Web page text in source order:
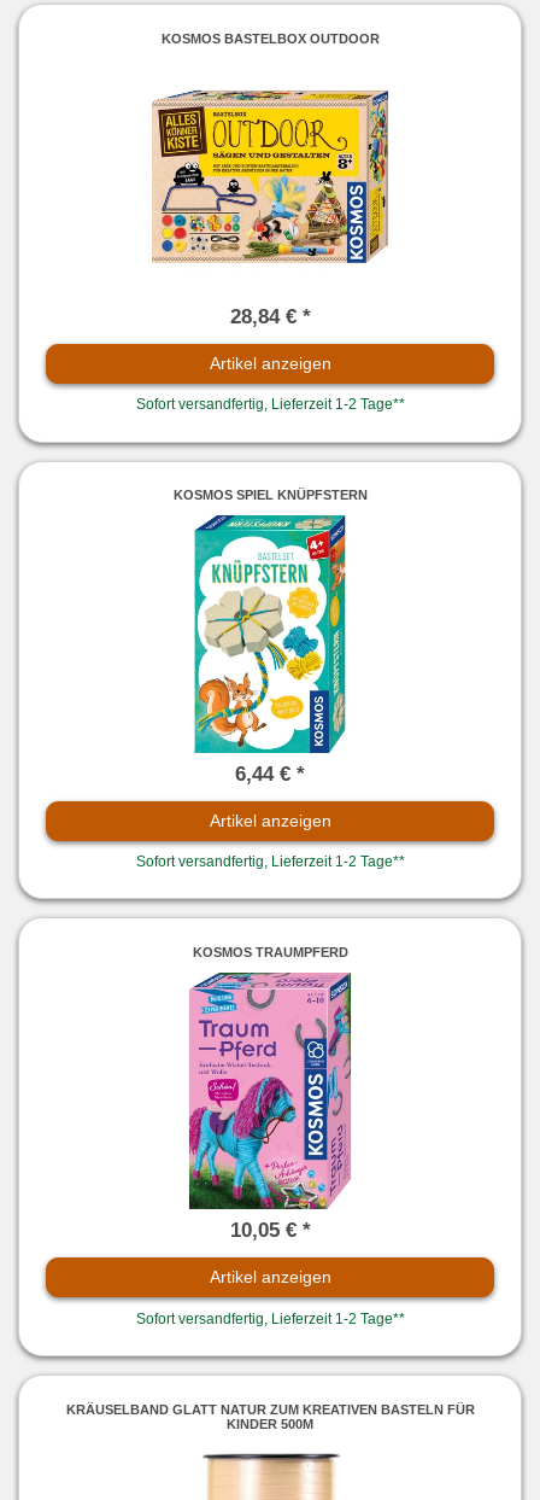
KOSMOS BASTELBOX OUTDOOR
28,84 € *
Artikel anzeigen
Sofort versandfertig, Lieferzeit 1-2 Tage**
KOSMOS SPIEL KNÜPFSTERN
6,44 € *
Artikel anzeigen
Sofort versandfertig, Lieferzeit 1-2 Tage**
KOSMOS TRAUMPFERD
10,05 € *
Artikel anzeigen
Sofort versandfertig, Lieferzeit 1-2 Tage**
KRÄUSELBAND GLATT NATUR ZUM KREATIVEN BASTELN FÜR
KINDER 500M